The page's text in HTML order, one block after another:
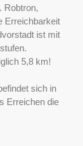
Robtron,
Erreichbarkeit
ist mit
5,8 km!
sich in
Erreichen die